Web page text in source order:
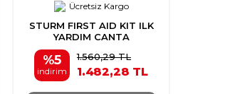
Ücretsiz Kargo
STURM FIRST AID KIT ILK
YARDIM CANTA
%5
indirim
1.560,29 TL
1.482,28 TL